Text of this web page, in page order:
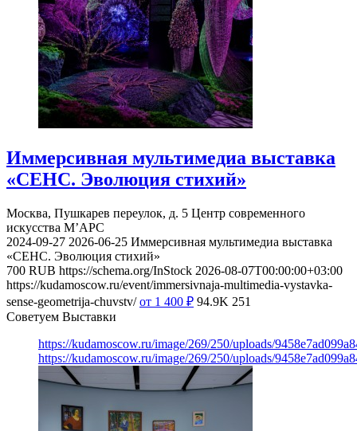
Иммерсивная мультимедиа выставка
«СЕНС. Эволюция стихий»
Москва, Пушкарев переулок, д. 5 Центр современного
искусства М’АРС
2024-09-27 2026-06-25 Иммерсивная мультимедиа выставка
«СЕНС. Эволюция стихий»
700 RUB https://schema.org/InStock 2026-08-07T00:00:00+03:00
https://kudamoscow.ru/event/immersivnaja-multimedia-vystavka-
sense-geometrija-chuvstv/ от 1 400 ₽ 94.9K 251
Советуем Выставки
https://kudamoscow.ru/image/269/250/uploads/
https://kudamoscow.ru/image/269/250/uploads/